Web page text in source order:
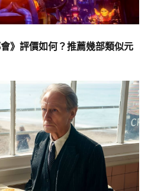
》評價如何？推薦幾部類似元